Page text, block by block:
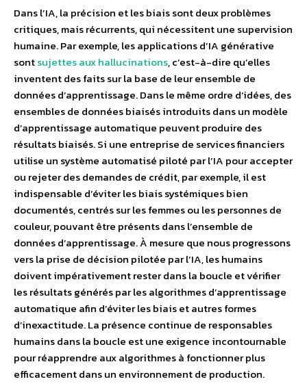
Dans l’IA, la précision et les biais sont deux problèmes
critiques, mais récurrents, qui nécessitent une supervision
humaine. Par exemple, les applications d’IA générative
sontsujettes aux hallucinations, c’est-à-dire qu’elles
inventent des faits sur la base de leur ensemble de
données d’apprentissage. Dans le même ordre d’idées, des
ensembles de données biaisés introduits dans un modèle
d’apprentissage automatique peuvent produire des
résultats biaisés. Si une entreprise de services financiers
utilise un système automatisé piloté par l’IA pour accepter
ou rejeter des demandes de crédit, par exemple, il est
indispensable d’éviter les biais systémiques bien
documentés, centrés sur les femmes ou les personnes de
couleur, pouvant être présents dans l’ensemble de
données d’apprentissage. À mesure que nous progressons
vers la prise de décision pilotée par l’IA, les humains
doivent impérativement rester dans la boucle et vérifier
les résultats générés par les algorithmes d’apprentissage
automatique afin d’éviter les biais et autres formes
d’inexactitude. La présence continue de responsables
humains dans la boucle est une exigence incontournable
pour réapprendre aux algorithmes à fonctionner plus
efficacement dans un environnement de production.